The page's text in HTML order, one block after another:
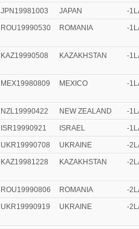
JPN19981003 JAPAN
-
ROU19990530 ROMANIA -
KAZ19990508 KAZAKHSTAN -
MEX19980809 MEXICO -
NZL19990422 NEW ZEALAND
-
ISR19990921 ISRAEL
-
UKR19990708 UKRAINE
-
KAZ19981228 KAZAKHSTAN -
ROU19990806 ROMANIA
-
UKR19990919 UKRAINE -